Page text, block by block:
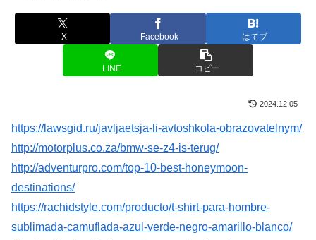
X Facebook はてブ
LINE コピー
2024.12.05
https://lawsgid.ru/javljaetsja-li-avtoshkola-obrazovatelnym/
http://motorplus.co.za/bmw-se-z4-is-terug/
http://adventurpro.com/top-10-best-honeymoon-
destinations/
https://rachidstyle.com/producto/t-shirt-para-hombre-
sublimada-camuflada-azul-verde-negro-amarillo-blanco/